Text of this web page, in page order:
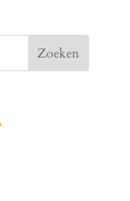
Zoeken